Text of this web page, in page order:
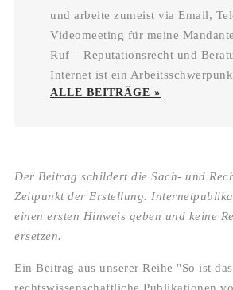
und arbeite zumeist via Email,
Videomeeting für meine
Ruf – Reputationsrecht und
Internet ist ein
ALLE BEITRÄGE »
Der Beitrag schildert die Sach- und
Zeitpunkt der Erstellung.
einen ersten Hinweis geben und keine
ersetzen.
Ein Beitrag aus unserer Reihe "So ist